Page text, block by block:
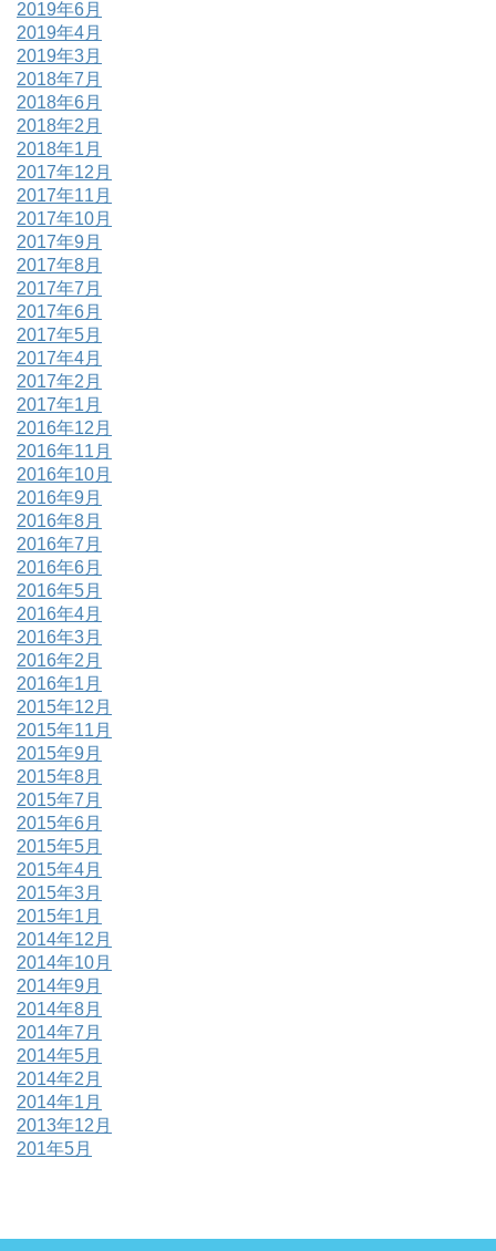
2019年6月
2019年4月
2019年3月
2018年7月
2018年6月
2018年2月
2018年1月
2017年12月
2017年11月
2017年10月
2017年9月
2017年8月
2017年7月
2017年6月
2017年5月
2017年4月
2017年2月
2017年1月
2016年12月
2016年11月
2016年10月
2016年9月
2016年8月
2016年7月
2016年6月
2016年5月
2016年4月
2016年3月
2016年2月
2016年1月
2015年12月
2015年11月
2015年9月
2015年8月
2015年7月
2015年6月
2015年5月
2015年4月
2015年3月
2015年1月
2014年12月
2014年10月
2014年9月
2014年8月
2014年7月
2014年5月
2014年2月
2014年1月
2013年12月
201年5月